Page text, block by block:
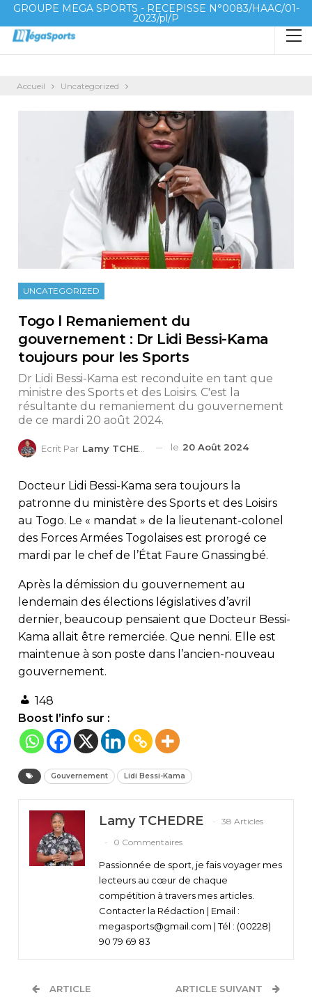
GROUPE MEGA SPORTS - RECEPISSE N°0083/HAAC/01-
2023/pl/P
Accueil Uncategorized
UNCATEGORIZED
Togo l Remaniement du
gouvernement : Dr Lidi Bessi-Kama
toujours pour les Sports
Dr Lidi Bessi-Kama est reconduite en tant que
ministre des Sports et des Loisirs. C'est la
résultante du remaniement du gouvernement
de ce mardi 20 août 2024.
Ecrit Par Lamy TCHEDRE le 20 Août 2024
Docteur Lidi Bessi-Kama sera toujours la
patronne du ministère des Sports et des Loisirs
au Togo. Le « mandat » de la lieutenant-colonel
des Forces Armées Togolaises est prorogé ce
mardi par le chef de l’État Faure Gnassingbé.
Après la démission du gouvernement au
lendemain des élections législatives d’avril
dernier, beaucoup pensaient que Docteur Bessi-
Kama allait être remerciée. Que nenni. Elle est
maintenue à son poste dans l’ancien-nouveau
gouvernement.
148
Boost l’info sur :
Gouvernement Lidi Bessi-Kama
Lamy TCHEDRE
38 Articles
0 Commentaires
Passionnée de sport, je fais voyager mes
lecteurs au cœur de chaque
compétition à travers mes articles.
Contacter la Rédaction | Email :
megasports@gmail.com | Tél : (00228)
90 79 69 83
ARTICLE
ARTICLE SUIVANT